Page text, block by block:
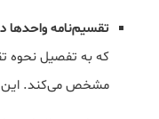
تقسیم‌نامه
که به تفصیل نحوه
مشخص می‌کند. این